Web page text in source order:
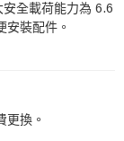
全載荷能力為 6.6
裝配件。
更換。